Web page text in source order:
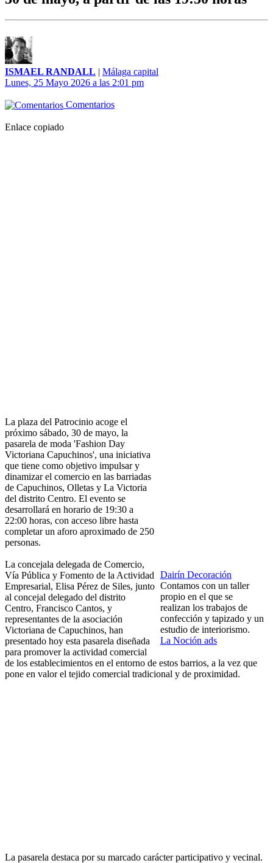
ISMAEL RANDALL | Málaga capital
Lunes, 25 Mayo 2026 a las 2:01 pm
Comentarios
Enlace copiado
Dairín Decoración
Contamos con un taller
propio en el que se
realizan los trabajos de
confección y tapizado y un
estudio de interiorismo.
La Noción ads
La plaza del Patrocinio acoge el
próximo sábado, 30 de mayo, la
pasarela de moda 'Fashion Day
Victoriana Capuchinos', una iniciativa
que tiene como objetivo impulsar y
dinamizar el comercio en las barriadas
de Capuchinos, Olletas y La Victoria
del distrito Centro. El evento se
desarrollará en horario de 19:30 a
22:00 horas, con acceso libre hasta
completar un aforo aproximado de 250
personas.
La concejala delegada de Comercio,
Vía Pública y Fomento de la Actividad
Empresarial, Elisa Pérez de Siles, junto
al concejal delegado del distrito
Centro, Francisco Cantos, y
representantes de la asociación
Victoriana de Capuchinos, han
presentado hoy esta pasarela diseñada
para promover la actividad comercial
de los establecimientos en el entorno de estos barrios, a la vez que
pone en valor el tejido comercial tradicional y de proximidad.
La pasarela destaca por su marcado carácter participativo y vecinal.